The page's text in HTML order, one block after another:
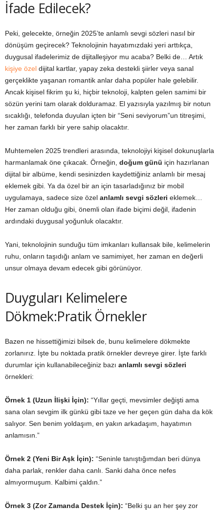
İfade Edilecek?
Peki, gelecekte, örneğin 2025’te anlamlı sevgi sözleri nasıl bir
dönüşüm geçirecek? Teknolojinin hayatımızdaki yeri arttıkça,
duygusal ifadelerimiz de dijitalleşiyor mu acaba? Belki de… Artık
kişiye özel dijital kartlar, yapay zeka destekli şiirler veya sanal
gerçeklikte yaşanan romantik anlar daha popüler hale gelebilir.
Ancak kişisel fikrim şu ki, hiçbir teknoloji, kalpten gelen samimi bir
sözün yerini tam olarak dolduramaz. El yazısıyla yazılmış bir notun
sıcaklığı, telefonda duyulan içten bir “Seni seviyorum”un titreşimi,
her zaman farklı bir yere sahip olacaktır.
Muhtemelen 2025 trendleri arasında, teknolojiyi kişisel dokunuşlarla
harmanlamak öne çıkacak. Örneğin, doğum günü için hazırlanan
dijital bir albüme, kendi sesinizden kaydettiğiniz anlamlı bir mesaj
eklemek gibi. Ya da özel bir an için tasarladığınız bir mobil
uygulamaya, sadece size özel anlamlı sevgi sözleri eklemek…
Her zaman olduğu gibi, önemli olan ifade biçimi değil, ifadenin
ardındaki duygusal yoğunluk olacaktır.
Yani, teknolojinin sunduğu tüm imkanları kullansak bile, kelimelerin
ruhu, onların taşıdığı anlam ve samimiyet, her zaman en değerli
unsur olmaya devam edecek gibi görünüyor.
Duyguları Kelimelere
Dökmek:Pratik Örnekler
Bazen ne hissettiğimizi bilsek de, bunu kelimelere dökmekte
zorlanırız. İşte bu noktada pratik örnekler devreye girer. İşte farklı
durumlar için kullanabileceğiniz bazı anlamlı sevgi sözleri
örnekleri:
Örnek 1 (Uzun İlişki İçin): “Yıllar geçti, mevsimler değişti ama
sana olan sevgim ilk günkü gibi taze ve her geçen gün daha da kök
salıyor. Sen benim yoldaşım, en yakın arkadaşım, hayatımın
anlamısın.”
Örnek 2 (Yeni Bir Aşk İçin): “Seninle tanıştığımdan beri dünya
daha parlak, renkler daha canlı. Sanki daha önce nefes
almıyormuşum. Kalbimi çaldın.”
Örnek 3 (Zor Zamanda Destek İçin): “Belki şu an her şey zor